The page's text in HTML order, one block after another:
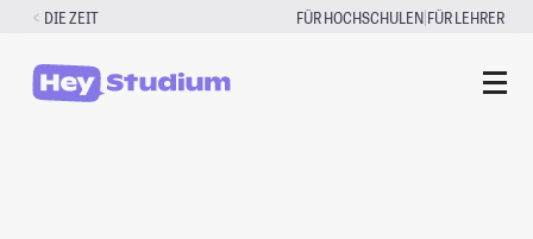
Zum
springen
DIE ZEIT FÜR HOCHSCHULEN|FÜR LEHRER